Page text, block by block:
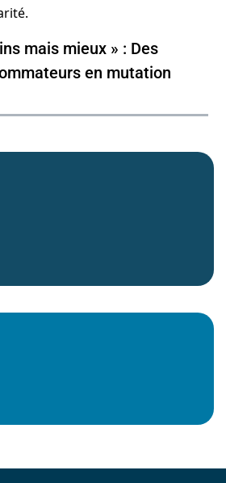
mais mieux » : Des
en mutation